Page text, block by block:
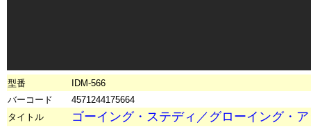
型番
IDM-566
バーコード
4571244175664
タイトル
ゴーイング・ステディ／グローイング・